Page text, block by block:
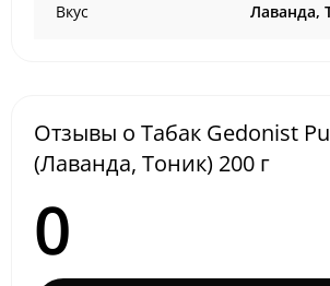
Вкус Лаванда,
Отзывы о Табак Gedonist
(Лаванда, Тоник) 200 г
0